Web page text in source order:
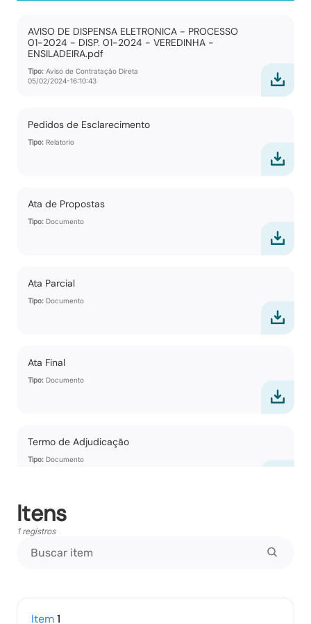
AVISO DE DISPENSA ELETRONICA - PROCESSO
01-2024 - DISP. 01-2024 - VEREDINHA -
ENSILADEIRA.pdf
Tipo: Aviso de Contratação Direta
05/02/2024-16:10:43
Pedidos de Esclarecimento
Tipo: Relatorio
Ata de Propostas
Tipo: Documento
Ata Parcial
Tipo: Documento
Ata Final
Tipo: Documento
Termo de Adjudicação
Tipo: Documento
Termo de Homologação
Tipo:
Tipo:Documento
Itens
1 registros
Item1